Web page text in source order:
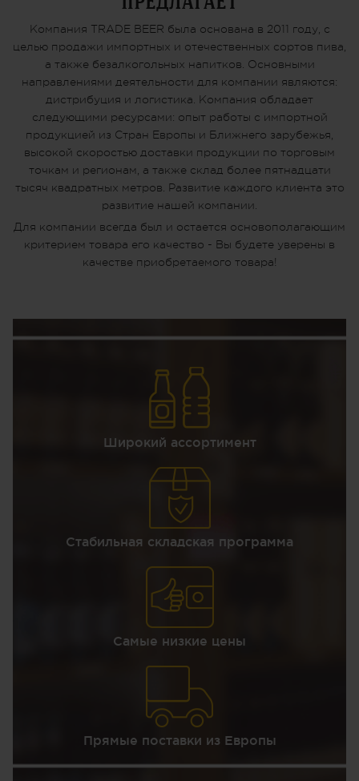
Компания TRADE BEER была основана в 2011 году, с
целью продажи импортных и отечественных сортов пива,
а также безалкогольных напитков. Основными
направлениями деятельности для компании являются:
дистрибуция и логистика. Компания обладает
следующими ресурсами: опыт работы с импортной
продукцией из Стран Европы и Ближнего зарубежья,
высокой скоростью доставки продукции по торговым
точкам и регионам, а также склад более пятнадцати
тысяч квадратных метров. Развитие каждого клиента это
развитие нашей компании.
Для компании всегда был и остается основополагающим
критерием товара его качество - Вы будете уверены в
качестве приобретаемого товара!
Широкий ассортимент
Стабильная складская программа
Самые низкие цены
Прямые поставки из Европы